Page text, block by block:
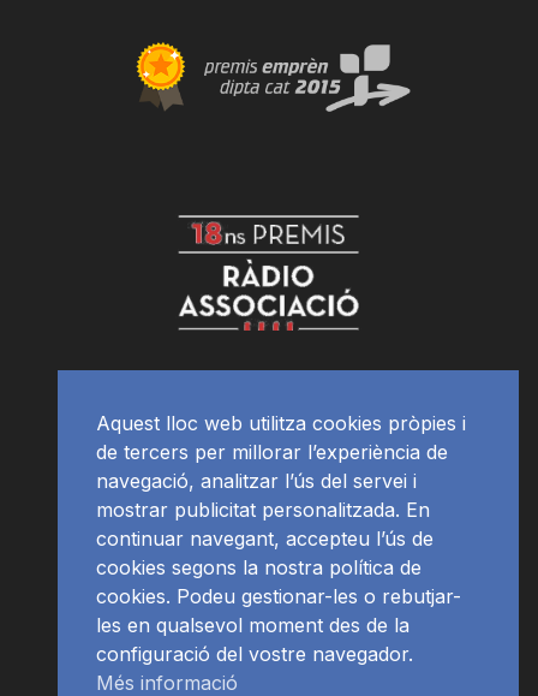
Aquest lloc web utilitza cookies pròpies i
de tercers per millorar l’experiència de
navegació, analitzar l’ús del servei i
mostrar publicitat personalitzada. En
continuar navegant, accepteu l’ús de
cookies segons la nostra política de
cookies. Podeu gestionar-les o rebutjar-
les en qualsevol moment des de la
configuració del vostre navegador.
Més informació